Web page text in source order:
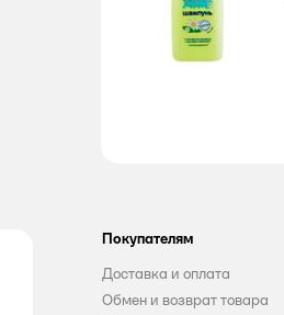
Покупателям
Доставка и оплата
Обмен и возврат товара